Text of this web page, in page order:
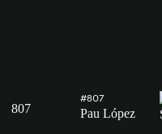
807
#807
Pau López